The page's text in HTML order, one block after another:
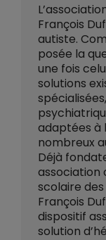
François
autiste.
posée la
une fois
solutions
adaptées à
nombreux
Déjà
association
scolaire
François
dispositif
solution